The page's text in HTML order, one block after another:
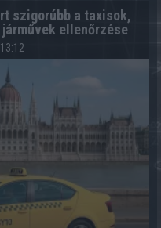
szigorúbb a taxisok,
ellenőrzése